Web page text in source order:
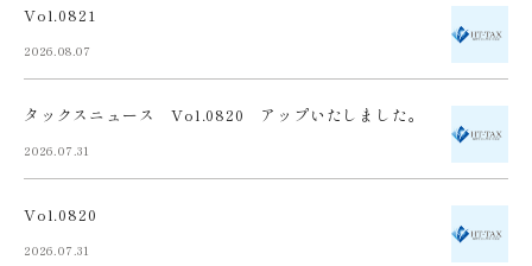
Vol.0821
2026.08.07
タックスニュース Vol.0820 アップいたしました。
2026.07.31
Vol.0820
2026.07.31